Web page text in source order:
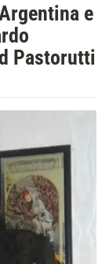
e
Pastorutti